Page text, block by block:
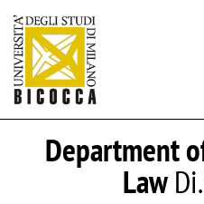
Department
Law